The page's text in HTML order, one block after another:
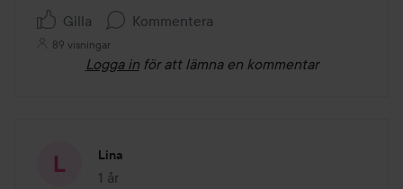
Gilla Kommentera
89 visningar
Logga in för att lämna en kommentar
Lina
1 år
Inlägget skapades 1 år